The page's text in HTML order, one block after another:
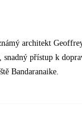
architekt
přístup k
Bandaranaike.